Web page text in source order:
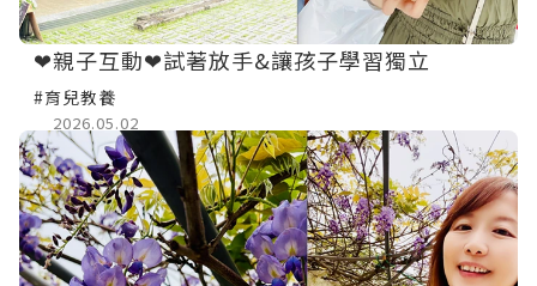
❤親子互動❤試著放手&讓孩子學習獨立
#育兒教養
2026.05.02